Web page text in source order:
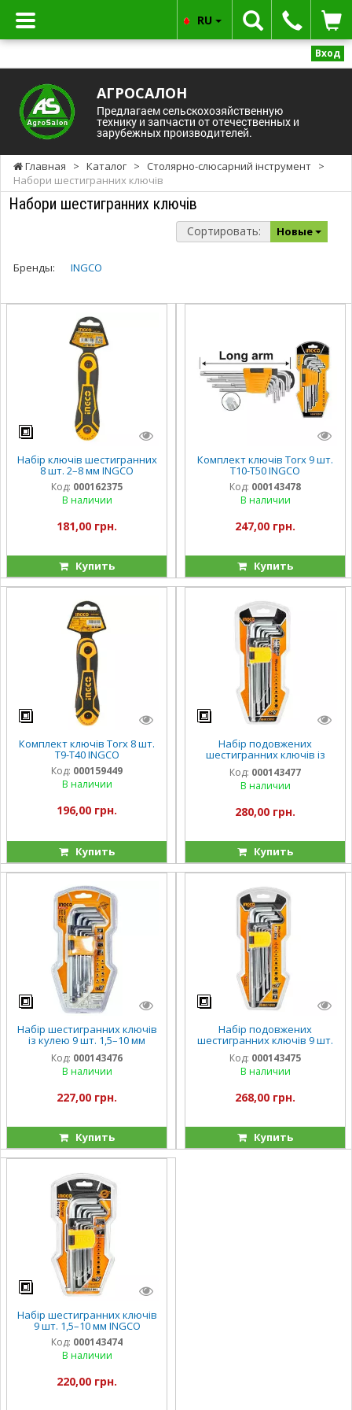
Вход
АГРОСАЛОН
Предлагаем сельскохозяйственную
технику и запчасти от отечественных и
зарубежных производителей.
RU
Главная > Каталог > Столярно-слюсарний інструмент >
Набори шестигранних ключів
Набори шестигранних ключів
Сортировать: Новые
Бренды: INGCO
Набір ключів шестигранних
8 шт. 2–8 мм INGCO
Код: 000162375
В наличии
181,00 грн.
Купить
Комплект ключів Torx 9 шт.
Т10-Т50 INGCO
Код: 000143478
В наличии
247,00 грн.
Купить
Комплект ключів Torx 8 шт.
Т9-Т40 INGCO
Код: 000159449
В наличии
196,00 грн.
Купить
Набір подовжених
шестигранних ключів із
кулею 9 шт. 1,5–10 мм INGCO
Код: 000143477
В наличии
280,00 грн.
Купить
Набір шестигранних ключів
із кулею 9 шт. 1,5–10 мм
INGCO
Код: 000143476
В наличии
227,00 грн.
Купить
Набір подовжених
шестигранних ключів 9 шт.
1,5–10 мм INGCO
Код: 000143475
В наличии
268,00 грн.
Купить
Набір шестигранних ключів
9 шт. 1,5–10 мм INGCO
Код: 000143474
В наличии
220,00 грн.